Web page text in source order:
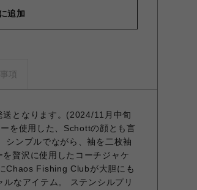
追加
項
となります。(2024/11月中旬
を使用した、Schottの顔とも言
シンプルでながら、袖を二枚袖
贅沢に使用したコーチジャケ
Chaos Fishing Clubが大胆にも
なアイテム。 ステンシルプリ